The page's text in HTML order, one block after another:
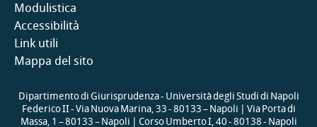
Modulistica
Accessibilità
Link utili
Mappa del sito
Dipartimento di Giurisprudenza - Università degli Studi di Napoli
Federico II - Via Nuova Marina, 33 - 80133 – Napoli | Via Porta di
Massa, 1 – 80133 – Napoli | Corso Umberto I, 40 - 80138 - Napoli